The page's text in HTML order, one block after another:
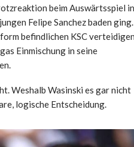
beim Auswärtsspiel in
Felipe Sanchez baden ging.
befindlichen KSC verteidigen
Einmischung in seine
Weshalb Wasinski es gar nicht
logische Entscheidung.